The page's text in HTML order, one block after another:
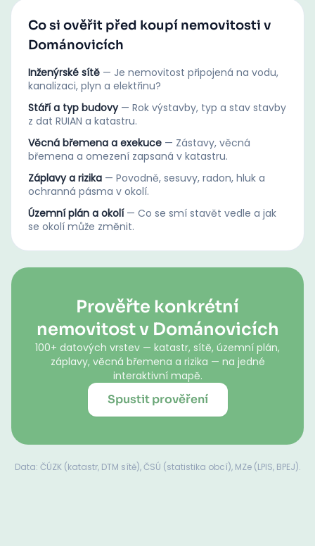
Co si ověřit před koupí nemovitosti v
Dománovicích
Inženýrské sítě — Je nemovitost připojená na vodu,
kanalizaci, plyn a elektřinu?
Stáří a typ budovy — Rok výstavby, typ a stav stavby
z dat RUIAN a katastru.
Věcná břemena a exekuce — Zástavy, věcná
břemena a omezení zapsaná v katastru.
Záplavy a rizika — Povodně, sesuvy, radon, hluk a
ochranná pásma v okolí.
Územní plán a okolí — Co se smí stavět vedle a jak
se okolí může změnit.
Prověřte konkrétní
nemovitost v Dománovicích
100+ datových vrstev — katastr, sítě, územní plán,
záplavy, věcná břemena a rizika — na jedné
interaktivní mapě.
Spustit prověření
Data: ČÚZK (katastr, DTM sítě), ČSÚ (statistika obcí), MZe (LPIS, BPEJ).